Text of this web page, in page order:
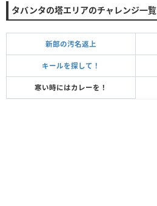
タバンタの塔エリアのチャレンジ一覧
新郎の汚名返上
キールを探して！
寒い時にはカレーを！